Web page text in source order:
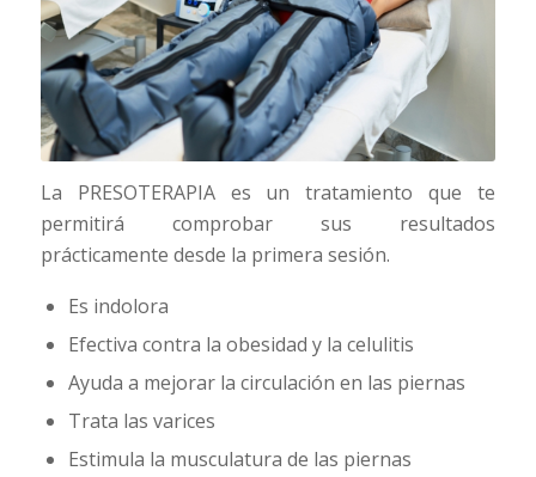
La PRESOTERAPIA es un tratamiento que te
permitirá comprobar sus resultados
prácticamente desde la primera sesión.
Es indolora
Efectiva contra la obesidad y la celulitis
Ayuda a mejorar la circulación en las piernas
Trata las varices
Estimula la musculatura de las piernas